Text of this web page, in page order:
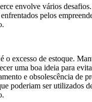
envolve vários
pelos
o excesso de estoque.
uma boa ideia para
e obsolescência de
poderiam ser utilizados